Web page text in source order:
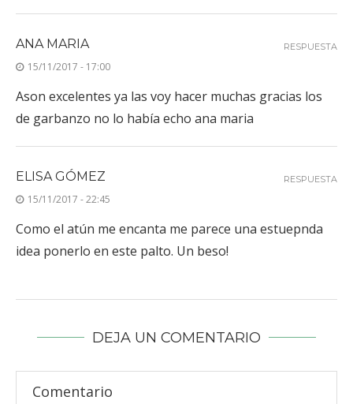
ANA MARIA
15/11/2017 - 17:00
Ason excelentes ya las voy hacer muchas gracias los
de garbanzo no lo había echo ana maria
RESPUESTA
ELISA GÓMEZ
15/11/2017 - 22:45
Como el atún me encanta me parece una estuepnda
idea ponerlo en este palto. Un beso!
RESPUESTA
DEJA UN COMENTARIO